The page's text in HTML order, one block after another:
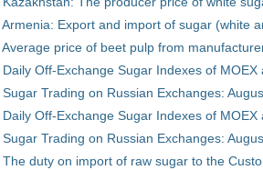
Armenia: Export and import of sugar (white
Average price of beet pulp from
Daily Off-Exchange Sugar Indexes of MOEX
Sugar Trading on Russian Exchanges:
Daily Off-Exchange Sugar Indexes of MOEX
Sugar Trading on Russian Exchanges:
The duty on import of raw sugar to the